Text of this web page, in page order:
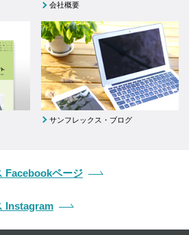
会社概要
サンフレックス・ブログ
Facebookページ
Instagram